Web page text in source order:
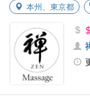
本州 東京都